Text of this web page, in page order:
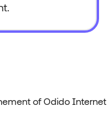
of Odido Internet